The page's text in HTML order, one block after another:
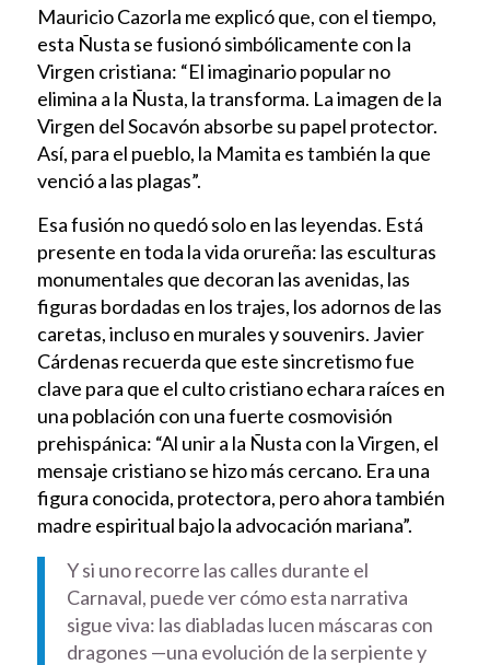
Mauricio Cazorla me explicó que, con el tiempo,
esta Ñusta se fusionó simbólicamente con la
Virgen cristiana: “El imaginario popular no
elimina a la Ñusta, la transforma. La imagen de la
Virgen del Socavón absorbe su papel protector.
Así, para el pueblo, la Mamita es también la que
venció a las plagas”.
Esa fusión no quedó solo en las leyendas. Está
presente en toda la vida orureña: las esculturas
monumentales que decoran las avenidas, las
figuras bordadas en los trajes, los adornos de las
caretas, incluso en murales y souvenirs. Javier
Cárdenas recuerda que este sincretismo fue
clave para que el culto cristiano echara raíces en
una población con una fuerte cosmovisión
prehispánica: “Al unir a la Ñusta con la Virgen, el
mensaje cristiano se hizo más cercano. Era una
figura conocida, protectora, pero ahora también
madre espiritual bajo la advocación mariana”.
Y si uno recorre las calles durante el
Carnaval, puede ver cómo esta narrativa
sigue viva: las diabladas lucen máscaras con
dragones —una evolución de la serpiente y